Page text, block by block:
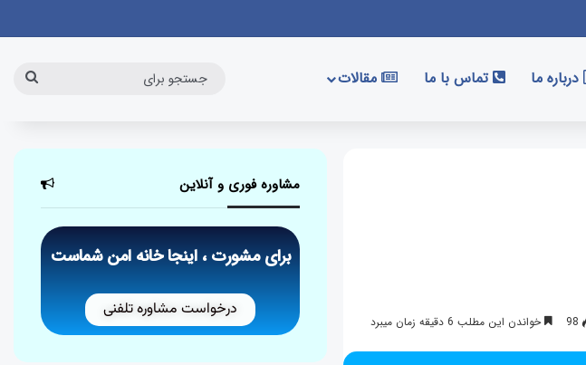
درباره ما تماس با ما مقالات
98 خواندن این مطلب 6 دقیقه زمان میبرد
مشاوره فوری و آنلاین
برای مشورت ، اینجا خانه امن شماست
درخواست مشاوره تلفنی